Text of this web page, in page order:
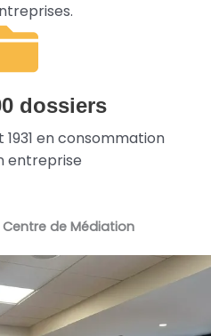
dossiers
en consommation
entreprise
de Médiation